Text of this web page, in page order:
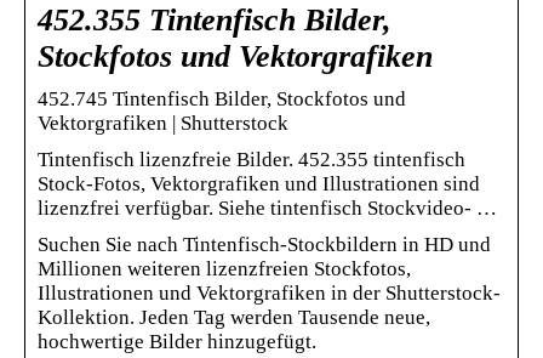
452.355 Tintenfisch Bilder,
Stockfotos und Vektorgrafiken
452.745 Tintenfisch Bilder, Stockfotos und
Vektorgrafiken | Shutterstock
Tintenfisch lizenzfreie Bilder. 452.355 tintenfisch
Stock-Fotos, Vektorgrafiken und Illustrationen sind
lizenzfrei verfügbar. Siehe tintenfisch Stockvideo- …
Suchen Sie nach Tintenfisch-Stockbildern in HD und
Millionen weiteren lizenzfreien Stockfotos,
Illustrationen und Vektorgrafiken in der Shutterstock-
Kollektion. Jeden Tag werden Tausende neue,
hochwertige Bilder hinzugefügt.